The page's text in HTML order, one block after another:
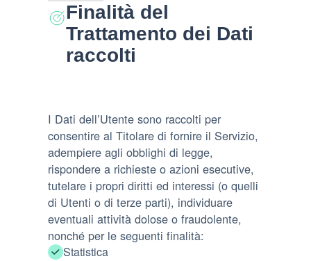
Finalità del
Trattamento dei Dati
raccolti
I Dati dell’Utente sono raccolti per
consentire al Titolare di fornire il Servizio,
adempiere agli obblighi di legge,
rispondere a richieste o azioni esecutive,
tutelare i propri diritti ed interessi (o quelli
di Utenti o di terze parti), individuare
eventuali attività dolose o fraudolente,
nonché per le seguenti finalità:
Statistica